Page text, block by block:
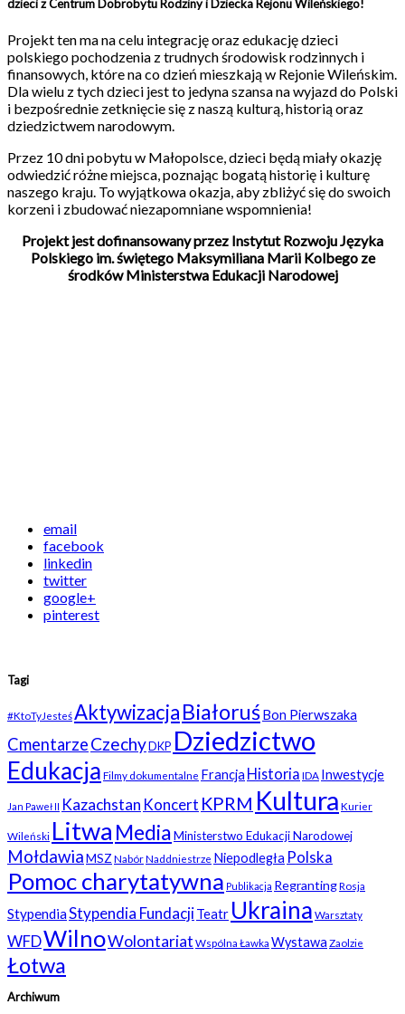
dzieci z Centrum Dobrobytu Rodziny i Dziecka Rejonu Wileńskiego!
Projekt ten ma na celu integrację oraz edukację dzieci
polskiego pochodzenia z trudnych środowisk rodzinnych i
finansowych, które na co dzień mieszkają w Rejonie Wileńskim.
Dla wielu z tych dzieci jest to jedyna szansa na wyjazd do Polski
i bezpośrednie zetknięcie się z naszą kulturą, historią oraz
dziedzictwem narodowym.
Przez 10 dni pobytu w Małopolsce, dzieci będą miały okazję
odwiedzić różne miejsca, poznając bogatą historię i kulturę
naszego kraju. To wyjątkowa okazja, aby zbliżyć się do swoich
korzeni i zbudować niezapomniane wspomnienia!
Projekt jest dofinansowany przez Instytut Rozwoju Języka
Polskiego im. świętego Maksymiliana Marii Kolbego ze
środków Ministerstwa Edukacji Narodowej
email
facebook
linkedin
twitter
google+
pinterest
Tagi
#KtoTyJesteśAktywizacjaBiałoruśBon Pierwszaka
CmentarzeCzechy DKP Dziedzictwo
Edukacja Filmy dokumentalne Francja Historia IDA Inwestycje
Jan Paweł II Kazachstan Koncert KPRM Kultura Kurier
Wileński Litwa MediaMinisterstwo Edukacji Narodowej
MołdawiaMSZ NabórNaddniestrze Niepodległa Polska
Pomoc charytatywna Publikacja RegrantingRosja
StypendiaStypendia FundacjiTeatr Ukraina Warsztaty
WFDWilnoWolontariat Wspólna Ławka Wystawa Zaolzie
Łotwa
Archiwum